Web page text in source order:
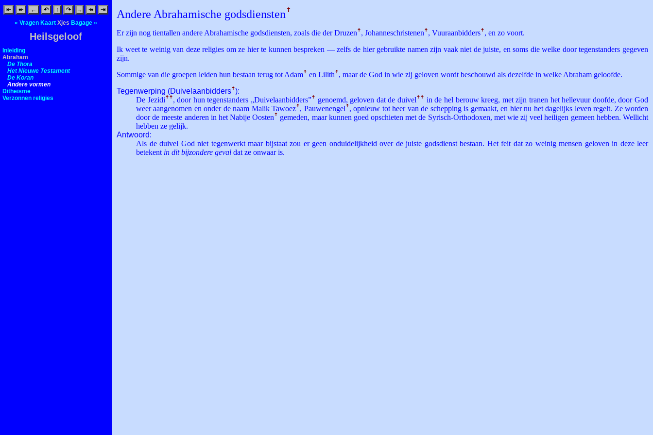
Andere Abrahamische godsdiensten ꜛ
Er zijn nog tientallen andere Abrahamische godsdiensten, zoals die der Druzen ꜛ , Johannes­christenen ꜛ , Vuur­aanbiddersꜛ , en zo voort.
Ik weet te weinig van deze religies om ze hier te kunnen bespreken — zelfs de hier gebruikte namen zijn vaak niet de juiste, en soms die welke door tegenstanders gegeven
zijn.
Sommige van die groepen leiden hun bestaan terug tot Adamꜛ en Lilith ꜛ , maar de God in wie zij geloven wordt beschouwd als dezelfde in welke Abraham geloofde.
Tegenwerping (Duivel­aanbiddersꜛ):
De Jezidi ꜛ ꜛ , door hun tegenstanders „Duivel­aanbidders”ꜛ genoemd, geloven dat de duivel ꜛ ꜛ in de hel berouw kreeg, met zijn tranen het hellevuur doofde, door God
weer aangenomen en onder de naam Malik Tawoezꜛ , Pauwenengel ꜛ , opnieuw tot heer van de schepping is gemaakt, en hier nu het dagelijks leven regelt. Ze worden
door de meeste anderen in het Nabije Oosten ꜛ gemeden, maar kunnen goed opschieten met de Syrisch-Orthodoxen, met wie zij veel heiligen gemeen hebben. Wellicht
hebben ze gelijk.
Antwoord:
Als de duivel God niet tegenwerkt maar bijstaat zou er geen onduidelijkheid over de juiste godsdienst bestaan. Het feit dat zo weinig mensen geloven in deze leer
betekent in dit bijzondere geval dat ze onwaar is.
⇤ ↞ ← ↶ ↑ ↷ → ↠
⇥
« Vragen Kaart Xjes Bagage »
Heilsgeloof
Inleiding
Abraham
De Thora
Het Nieuwe Testament
De Koran
Andere vormen
Ditheïsme
Verzonnen religies